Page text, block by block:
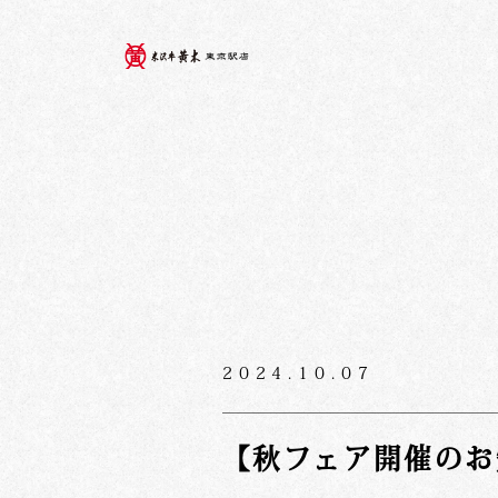
2024.10.07
【秋フェア開催の